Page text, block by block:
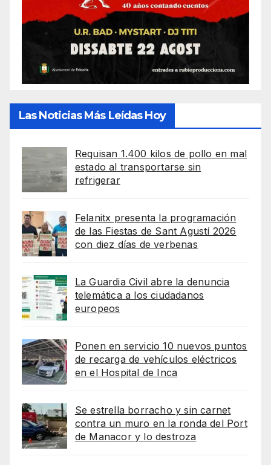
Las Noticias Más Leídas Hoy
Requisan 1.400 kilos de pollo en mal
estado al transportarse sin
refrigerar
Felanitx presenta la programación
de las Fiestas de Sant Agustí 2026
con diez días de verbenas
La Guardia Civil abre la denuncia
telemática a los ciudadanos
europeos
Ponen en servicio 10 nuevos puntos
de recarga de vehículos eléctricos
en el Hospital de Inca
Se estrella borracho y sin carnet
contra un muro en la ronda del Port
de Manacor y lo destroza